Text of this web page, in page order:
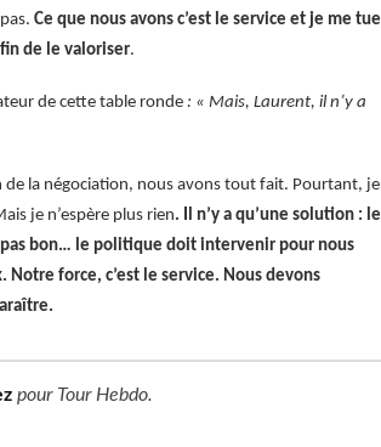
Ce que nous avons c’est le service et je me tue
de le valoriser.
de cette table ronde : « Mais, Laurent, il n’y a
de la négociation, nous avons tout fait. Pourtant, je
je n’espère plus rien. Il n’y a qu’une solution : le
bon… le politique doit intervenir pour nous
force, c’est le service. Nous devons
pour Tour Hebdo.